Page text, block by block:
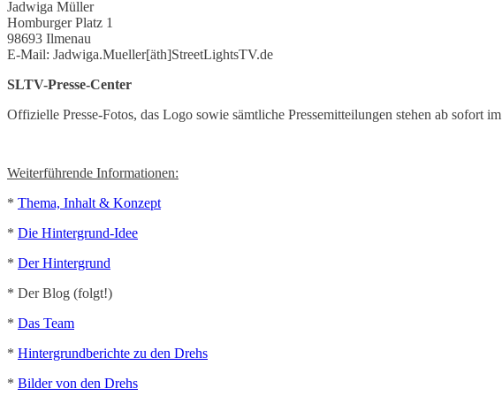
Jadwiga Müller
Homburger Platz 1
98693 Ilmenau
E-Mail: Jadwiga.Mueller[äth]StreetLightsTV.de
SLTV-Presse-Center
Offizielle Presse-Fotos, das Logo sowie sämtliche Pressemitteilungen stehen ab sofort im
Weiterführende Informationen:
* Thema, Inhalt & Konzept
* Die Hintergrund-Idee
* Der Hintergrund
* Der Blog (folgt!)
* Das Team
* Hintergrundberichte zu den Drehs
* Bilder von den Drehs